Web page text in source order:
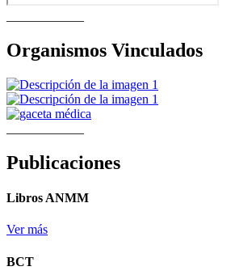
Organismos Vinculados
Publicaciones
Libros ANMM
Ver más
BCT